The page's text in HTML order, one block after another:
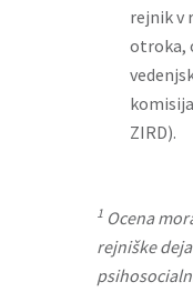
rejnik v
otroka,
ZIRD).
1 Ocena
rejniške